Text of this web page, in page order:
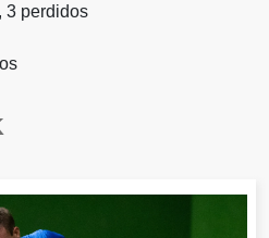
3 perdidos